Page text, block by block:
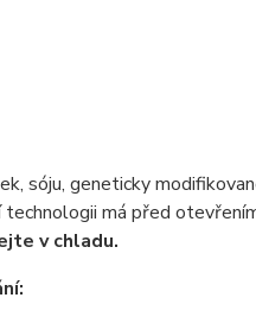
sóju, geneticky
má před
v chladu.